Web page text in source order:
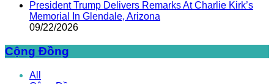
President Trump Delivers Remarks At Charlie Kirk’s
Memorial In Glendale, Arizona
09/22/2026
Cộng Đồng
All